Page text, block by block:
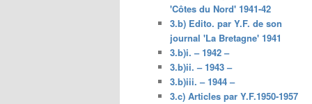
'Côtes du Nord' 1941-42
3.b) Edito. par Y.F. de son
journal 'La Bretagne' 1941
3.b)i. – 1942 –
3.b)ii. – 1943 –
3.b)iii. – 1944 –
3.c) Articles par Y.F.1950-1957